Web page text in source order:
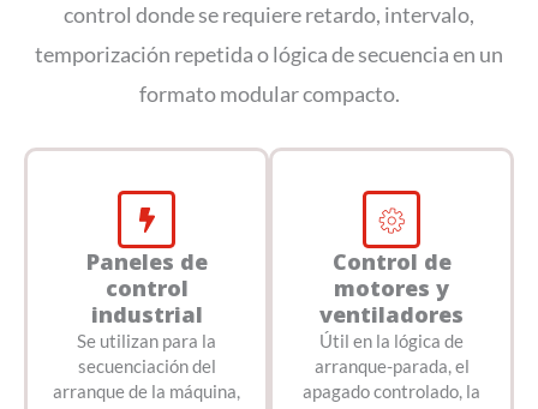
control donde se requiere retardo, intervalo,
temporización repetida o lógica de secuencia en un
formato modular compacto.
Paneles de
control
industrial
Se utilizan para la
secuenciación del
arranque de la máquina,
Control de
motores y
ventiladores
Útil en la lógica de
arranque-parada, el
apagado controlado, la